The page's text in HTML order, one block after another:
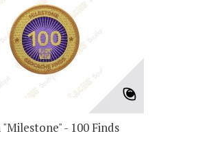
- 100 Finds